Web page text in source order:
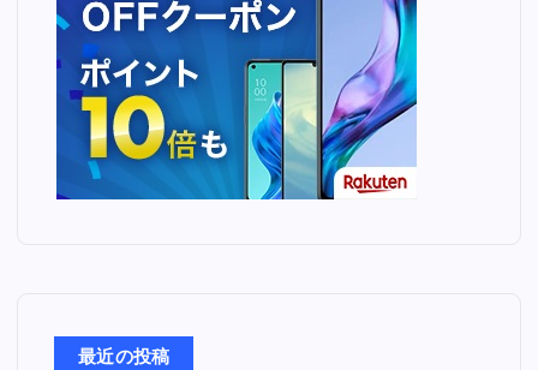
最近の投稿